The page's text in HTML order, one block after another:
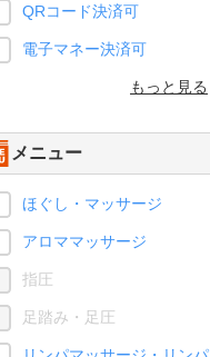
QRコード決済可
電子マネー決済可
もっと見る
メニュー
ほぐし・マッサージ
アロママッサージ
指圧
足踏み・足圧